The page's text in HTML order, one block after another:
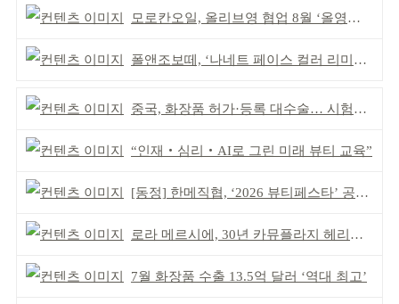
모로칸오일, 올리브영 협업 8월 ‘올영픽’ 선정
폴앤조보떼, ‘나네트 페이스 컬러 리미티드’ 출시
중국, 화장품 허가·등록 대수술… 시험자료 공용 허용
“인재‧심리‧AI로 그린 미래 뷰티 교육”
[동정] 한메직협, ‘2026 뷰티페스타’ 공동 주최
로라 메르시에, 30년 카뮤플라지 헤리티지 담아
7월 화장품 수출 13.5억 달러 ‘역대 최고’